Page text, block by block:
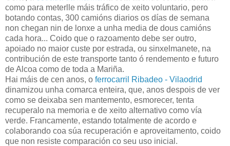
como para meterlle máis tráfico de xeito voluntario, pero
botando contas, 300 camións diarios os días de semana
non chegan nin de lonxe a unha media de dous camións
cada hora... Coido que o razoamento debe ser outro,
apoiado no maior custe por estrada, ou sinxelmanete, na
contribución de este transporte tanto ó rendemento e futuro
de Alcoa como de toda a Mariña.
Hai máis de cen anos, o ferrocarril Ribadeo - Vilaodrid
dinamizou unha comarca enteira, que, anos despois de ver
como se deixaba sen mantemento, esmorecer, tenta
recuperalo na memoria e de xeito alternativo como vía
verde. Francamente, estando totalmente de acordo e
colaborando coa súa recuperación e aproveitamento, coido
que non resiste comparación co seu uso inicial.